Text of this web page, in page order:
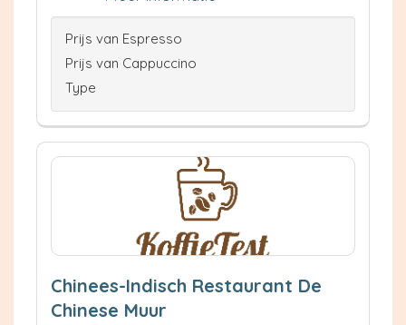
Prijs van Espresso
Prijs van Cappuccino
Type
Chinees-Indisch Restaurant De
Chinese Muur